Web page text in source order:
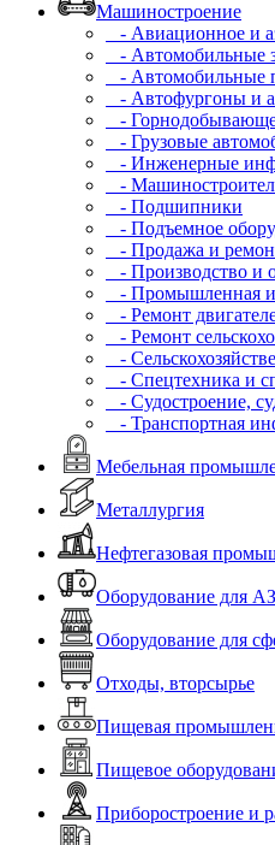
Машиностроение
- Авиационное и
- Автомобильные
- Автомобильные
- Автофургоны и
-
- Грузовые
- Инженерные
-
- Подшипники
- Подъемное
- Продажа и
- Производство и
- Промышленная
- Ремонт
- Ремонт
-
- Спецтехника и
- Судостроение,
- Транспортная
Мебельная
Металлургия
Нефтегазовая
Оборудование для
Оборудование для
Отходы, вторсырье
Пищевая
Пищевое
Приборостроение и